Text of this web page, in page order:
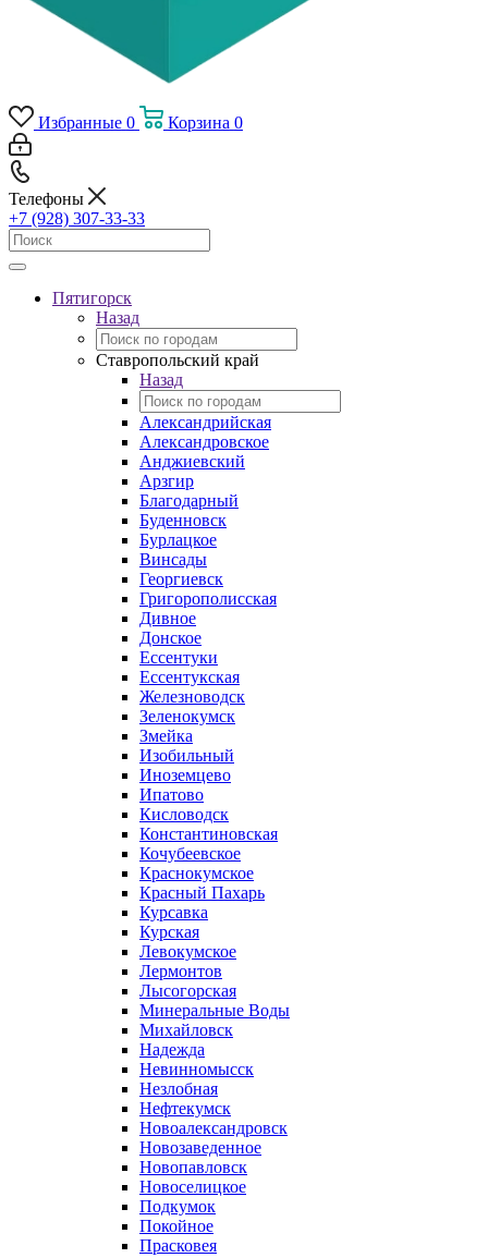
Избранные 0 Корзина 0
Телефоны
+7 (928) 307-33-33
Пятигорск
Назад
Ставропольский край
Назад
Александрийская
Александровское
Анджиевский
Арзгир
Благодарный
Буденновск
Бурлацкое
Винсады
Георгиевск
Григорополисская
Дивное
Донское
Ессентуки
Ессентукская
Железноводск
Зеленокумск
Змейка
Изобильный
Иноземцево
Ипатово
Кисловодск
Константиновская
Кочубеевское
Краснокумское
Красный Пахарь
Курсавка
Курская
Левокумское
Лермонтов
Лысогорская
Минеральные Воды
Михайловск
Надежда
Невинномысск
Незлобная
Нефтекумск
Новоалександровск
Новозаведенное
Новопавловск
Новоселицкое
Подкумок
Покойное
Прасковея